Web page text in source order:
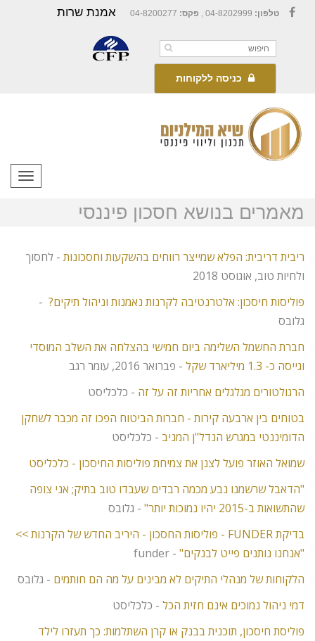
טלפון: פקס: אמנת שרות
כניסה ללקוחות
מאמרים בנושא חסכון פיננסי
ריבית דריבית: הפלא שמייצר רווחים בהשקעות וחסכונות - לחסוך
ולחיות טוב, אוגוסט 2018
פוליסות חיסכון: אלטרנטיבה לקרנות נאמנות וניהול תיקים? -
גלובס
חברת החשמל השלימה ביום חמישי בהצלחה את השלב המוסדי
וגייסה כ- 1.3 מיליארד שקל
- פברואר 2016, עומר רגב
הרגולטורים מגלגלים אחריות זה על זה - כלכליסט
בטוחים בין ארבעה קירות - חברות הביטוח הפכו זה מכבר לשחקן
הדומיננטי במגרש הנדל"ן המניב - כלכליסט
שמואל האוזר פועל לצנן את צמיחת פוליסות החיסכון - כלכליסט
"הדאבל שרשמנו נבע מכמה רבדים שעבדו טוב בתיק; אני צופה
שהתשואות ב-2015 יהיו נמוכות יותר"
- גלובס
בדיקת FUNDER - פוליסות החסכון - היריב החדש של הקרנות >>
"אנחנו נותנים פייט לבנקים" - funder
הלקוחות של מנהלי התיקים לא מבינים על מה הם חותמים - גלובס
דמי ניהול נמוכים אינם חזית הכל - כלכליסט
פוליסת חיסכון, תוכנית בבנק או קרן השתלמות: כך תעזרו לילד